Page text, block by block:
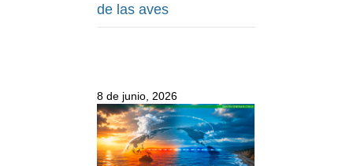
de las aves
8 de junio, 2026